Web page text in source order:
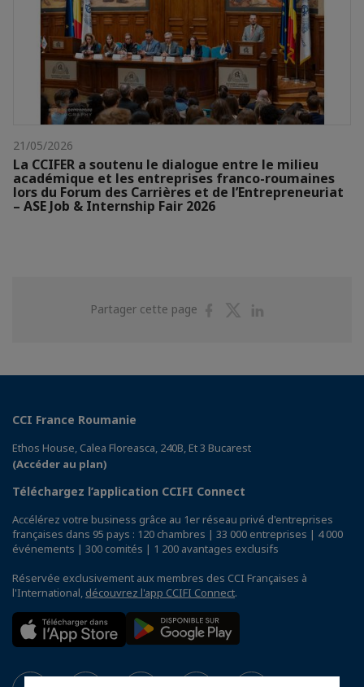
21/05/2026
La CCIFER a soutenu le dialogue entre le milieu
académique et les entreprises franco-roumaines
lors du Forum des Carrières et de l’Entrepreneuriat
– ASE Job & Internship Fair 2026
Partager cette page
PartagerPartager
CCI France Roumanie
Ethos House, Calea Floreasca, 240B, Et 3 Bucarest
(Accéder au plan)
Téléchargez l’application CCIFI Connect
Accélérez votre business grâce au 1er réseau privé d'entreprises
françaises dans 95 pays : 120 chambres | 33 000 entreprises | 4 000
événements | 300 comités | 1 200 avantages exclusifs
Réservée exclusivement aux membres des CCI Françaises à
l'International, découvrez l'app CCIFI Connect.